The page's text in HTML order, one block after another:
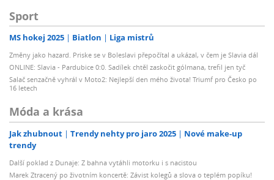
Sport
MS hokej 2025 Biatlon Liga mistrů
Změny jako hazard. Priske se v Boleslavi přepočítal a ukázal, v čem je Slavia dál
ONLINE: Slavia - Pardubice 0:0. Sadílek chtěl zaskočit gólmana, trefil jen tyč
Salač senzačně vyhrál v Moto2: Nejlepší den mého života! Triumf pro Česko po
16 letech
Móda a krása
Jak zhubnout Trendy nehty pro jaro 2025
Nové make-up
trendy
Další poklad z Dunaje: Z bahna vytáhli motorku i s nacistou
Marek Ztracený po životním koncertě: Závist kolegů a slova o teplém popíku!